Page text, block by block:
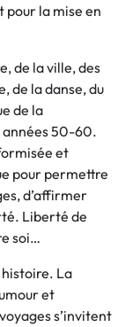
pour la mise en
de la ville, des
de la danse, du
de la
années 50-60.
et
pour permettre
d’affirmer
Liberté de
soi…
histoire. La
et
s’invitent